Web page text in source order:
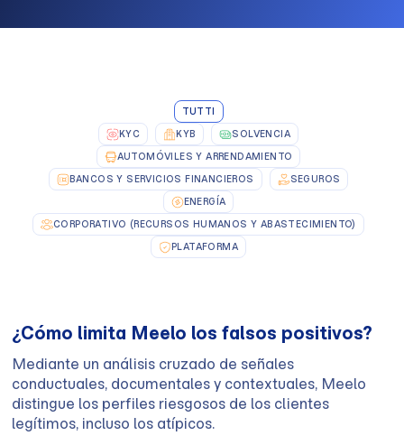
TUTTI
KYC
KYB
SOLVENCIA
AUTOMÓVILES Y ARRENDAMIENTO
BANCOS Y SERVICIOS FINANCIEROS
SEGUROS
ENERGÍA
CORPORATIVO (RECURSOS HUMANOS Y ABASTECIMIENTO)
PLATAFORMA
¿Cómo limita Meelo los falsos positivos?
Mediante un análisis cruzado de señales
conductuales, documentales y contextuales, Meelo
distingue los perfiles riesgosos de los clientes
legítimos, incluso los atípicos.